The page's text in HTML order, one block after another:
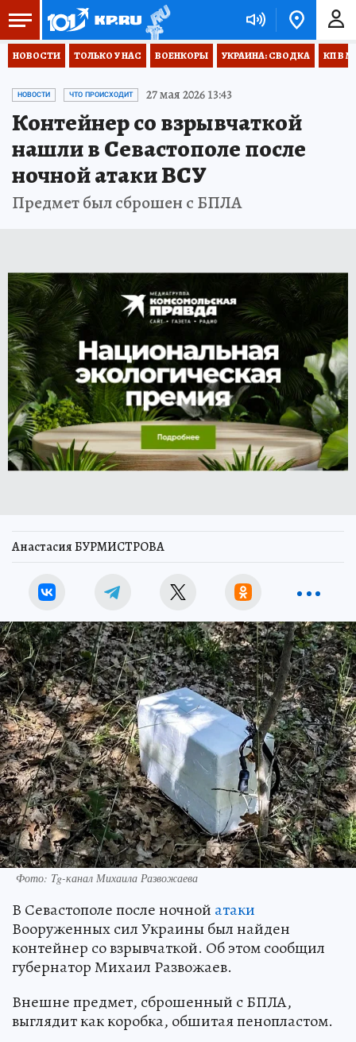
НОВОСТИ ТОЛЬКО У НАС ВОЕНКОРЫ УКРАИНА: СВОДКА КП В
НОВОСТИ ЧТО ПРОИСХОДИТ 27 мая 2026 13:43
Контейнер со взрывчаткой
нашли в Севастополе после
ночной атаки ВСУ
Предмет был сброшен с БПЛА
Анастасия БУРМИСТРОВА
Фото: Tg-канал Михаила Развожаева
В Севастополе после ночной атаки
Вооруженных сил Украины был найден
контейнер со взрывчаткой. Об этом сообщил
губернатор Михаил Развожаев.
Внешне предмет, сброшенный с БПЛА,
выглядит как коробка, обшитая пенопластом.